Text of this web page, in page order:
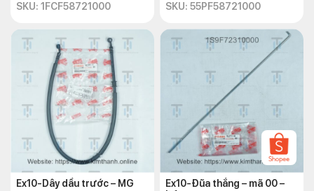
SKU: 1FCF58721000
SKU: 55PF58721000
Ex10-Dây dầu trước – MG
Ex10-Đũa thắng – mã 00 –